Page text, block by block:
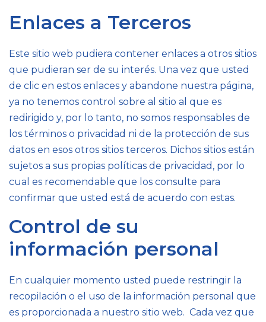
Enlaces a Terceros
Este sitio web pudiera contener enlaces a otros sitios
que pudieran ser de su interés. Una vez que usted
de clic en estos enlaces y abandone nuestra página,
ya no tenemos control sobre al sitio al que es
redirigido y, por lo tanto, no somos responsables de
los términos o privacidad ni de la protección de sus
datos en esos otros sitios terceros. Dichos sitios están
sujetos a sus propias políticas de privacidad, por lo
cual es recomendable que los consulte para
confirmar que usted está de acuerdo con estas.
Control de su
información personal
En cualquier momento usted puede restringir la
recopilación o el uso de la información personal que
es proporcionada a nuestro sitio web. Cada vez que